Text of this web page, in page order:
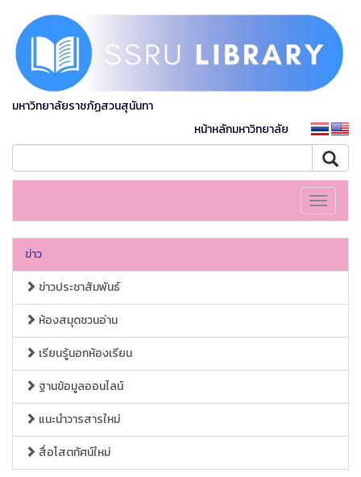
มหาวิทยาลัยราชภัฏสวนสุนันทา
หน้าหลักมหาวิทยาลัย
Toggle
ข่าว
ข่าวประชาสัมพันธ์
ห้องสมุดชวนอ่าน
เรียนรู้นอกห้องเรียน
ฐานข้อมูลออนไลน์
แนะนำวารสารใหม่
สื่อโสตทัศน์ใหม่